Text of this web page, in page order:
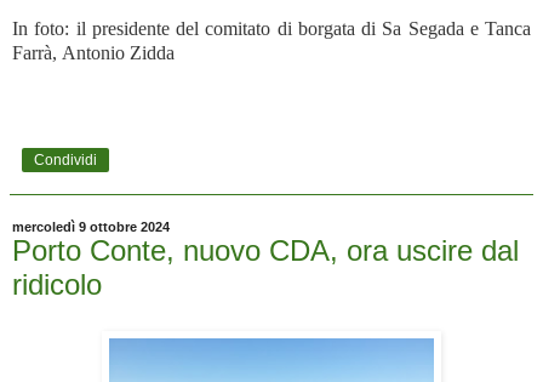
In foto: il presidente del comitato di borgata di Sa Segada e Tanca
Farrà, Antonio Zidda
Condividi
mercoledì 9 ottobre 2024
Porto Conte, nuovo CDA, ora uscire dal
ridicolo